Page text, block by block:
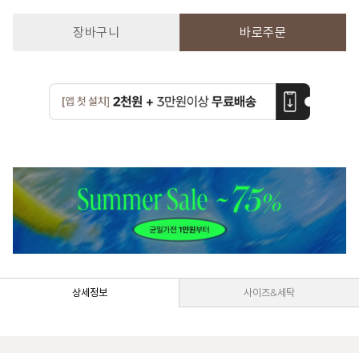
장바구니 바로주문
상세정보 사이즈&세탁